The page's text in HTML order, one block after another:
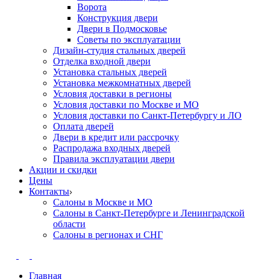
Ворота
Конструкция двери
Двери в Подмосковье
Cоветы по эксплуатации
Дизайн-студия стальных дверей
Отделка входной двери
Установка стальных дверей
Установка межкомнатных дверей
Условия доставки в регионы
Условия доставки по Москве и МО
Условия доставки по Санкт-Петербургу и ЛО
Оплата дверей
Двери в кредит или рассрочку
Распродажа входных дверей
Правила эксплуатации двери
Акции и скидки
Цены
Контакты
Салоны в Москве и МО
Салоны в Санкт-Петербурге и Ленинградской
области
Салоны в регионах и СНГ
Главная